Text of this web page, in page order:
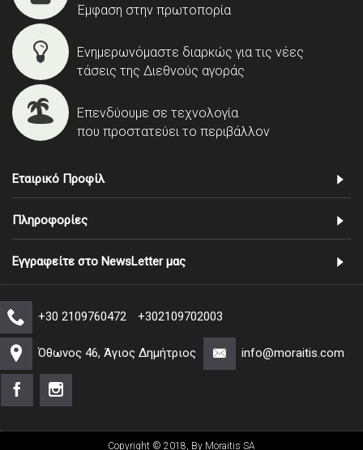
Έμφαση στην πρωτοπορία
Ενημερωνόμαστε διαρκώς για τις νέες
τάσεις της Διεθνούς αγοράς
Επενδύουμε σε τεχνολογία
που προστατεύει το περιβάλλον
Εταιρικό Προφίλ
Πληροφορίες
Εγγραφείτε στο NewsLetter μας
+30 2109760472 +302109702003
Όθωνος 46, Άγιος Δημήτριος info@moraitis.com
Copyright © 2018, By Moraitis SA